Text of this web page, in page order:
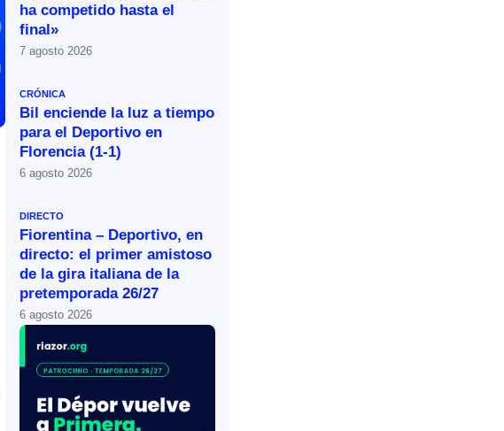
ha competido hasta el
final»
7 agosto 2026
CRÓNICA
Bil enciende la luz a tiempo
para el Deportivo en
Florencia (1-1)
6 agosto 2026
DIRECTO
Fiorentina – Deportivo, en
directo: el primer amistoso
de la gira italiana de la
pretemporada 26/27
6 agosto 2026